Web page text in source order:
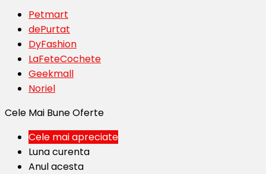
Petmart
dePurtat
DyFashion
LaFeteCochete
Geekmall
Noriel
Cele Mai Bune Oferte
Cele mai apreciate
Luna curenta
Anul acesta